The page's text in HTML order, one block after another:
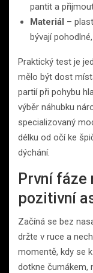
pantit a
Materiál –
bývají
Praktický test je
mělo být dost
partií při pohybu
výběr náhubku
specializovaný
délku od očí ke
dýchání.
První fáze
pozitivní
Začíná se bez
držte v ruce a
momentě, kdy se
dotkne čumákem,